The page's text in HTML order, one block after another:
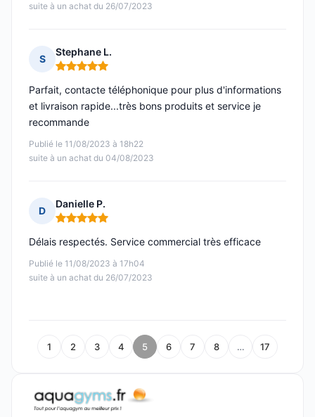
suite à un achat du 26/07/2023
S
Stephane L.
Note : 5 sur 5
Publié le 11/08/2023 à 18h22
suite à un achat du 04/08/2023
Parfait, contacte téléphonique pour plus d'informations
et livraison rapide...très bons produits et service je
recommande
D
Danielle P.
Note : 5 sur 5
Publié le 11/08/2023 à 17h04
suite à un achat du 26/07/2023
Délais respectés. Service commercial très efficace
1 2 3 4 5 6 7 8 … 17